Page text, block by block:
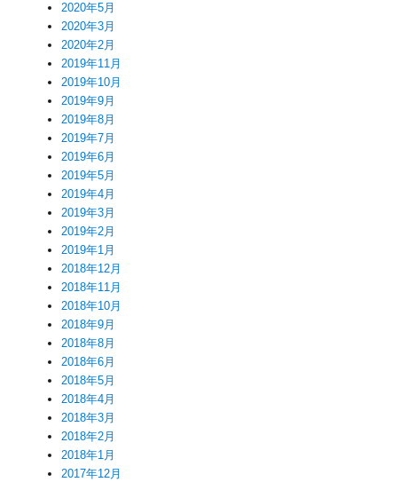
2020年5月
2020年3月
2020年2月
2019年11月
2019年10月
2019年9月
2019年8月
2019年7月
2019年6月
2019年5月
2019年4月
2019年3月
2019年2月
2019年1月
2018年12月
2018年11月
2018年10月
2018年9月
2018年8月
2018年6月
2018年5月
2018年4月
2018年3月
2018年2月
2018年1月
2017年12月